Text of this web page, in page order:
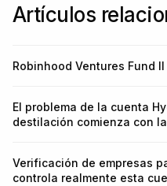
Artículos
Robinhood Ventures Fund
El problema de la cuenta
destilación comienza con
Verificación de empresas
controla realmente esta